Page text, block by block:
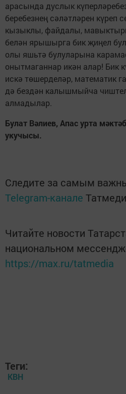
арасында дуслык
беребезнең сәләтләрен күреп
кызыклы, файдалы,
белән ярышырга бик җиңел
олы яшьтә булуларына
онытмаганнар икән алар! Бик
искә төшерделәр, математик
дә бездән калышмыйча
алмадылар.
Булат Вәлиев, Апас урта мәктә
укучысы.
Следите за самым
Telegram-канале
Читайте новости
национальном
https://max.ru/tatmedia
Теги:
КВН